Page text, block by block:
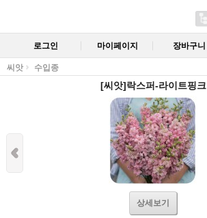
로그인 마이페이지 장바구니
씨앗 수입종
[씨앗]락스퍼-라이트핑크
상세보기